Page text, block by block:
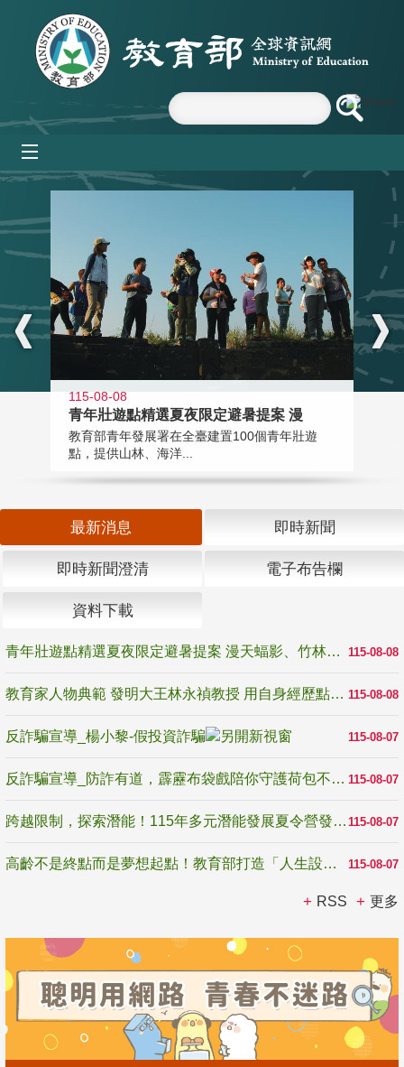
跳到主要內容區塊
:::
115-08-08
青年壯遊點精選夏夜限定避暑提案 漫
教育部青年發展署在全臺建置100個青年壯遊
點，提供山林、海洋...
最新消息 即時新聞
即時新聞澄清 電子布告欄
資料下載
115-08-08
青年壯遊點精選夏夜限定避暑提案 漫天蝠影、竹林尋蛙、茶香夜觀 邀青年暮色出發
115-08-08
教育家人物典範 發明大王林永禎教授 用自身經歷點亮學生的路
115-08-07
反詐騙宣導_楊小黎-假投資詐騙
115-08-07
反詐騙宣導_防詐有道，霹靂布袋戲陪你守護荷包不受騙
115-08-07
跨越限制，探索潛能！115年多元潛能發展夏令營發掘生命無限可能
115-08-07
高齡不是終點而是夢想起點！教育部打造「人生設計夢工場」 參展第3屆高齡健康產業博覽會
RSS 更多